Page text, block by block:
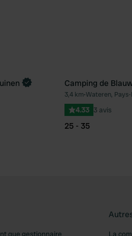
Préféré
Camping de
3,4 km•Wateren, Pays-
4.33 3 avis
25 - 35
que gestionnaire La